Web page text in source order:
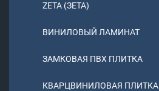
ZETA (ЗЕТА)
ВИНИЛОВЫЙ ЛАМИНАТ
ЗАМКОВАЯ ПВХ ПЛИТКА
КВАРЦВИНИЛОВАЯ ПЛИТКА